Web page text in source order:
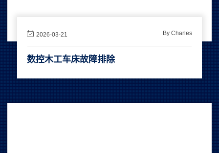
2026-03-21 By Charles
数控木工车床故障排除